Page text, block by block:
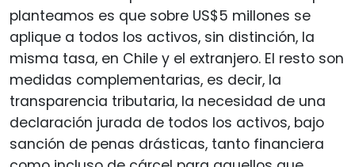
planteamos es que sobre US$5 millones se
aplique a todos los activos, sin distinción, la
misma tasa, en Chile y el extranjero. El resto son
medidas complementarias, es decir, la
transparencia tributaria, la necesidad de una
declaración jurada de todos los activos, bajo
sanción de penas drásticas, tanto financiera